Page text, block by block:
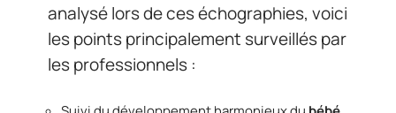
analysé lors de ces échographies, voici
les points principalement surveillés par
les professionnels :